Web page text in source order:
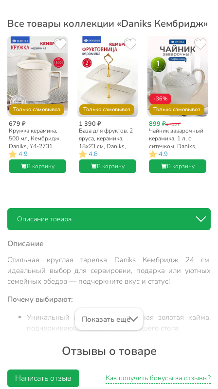
Все товары коллекции «Daniks Кембридж»
Только самовывоз
679 ₽
Кружка керамика,
500 мл, Кембридж,
Daniks, Y4-2731
4.9
В корзину
Только самовывоз
1 390 ₽
Ваза для фруктов, 2
яруса, керамика,
18х23 см, Daniks,
Кембридж, Y4-3247
4.8
В корзину
-36%
Только самовывоз
899 ₽1 415 ₽
Чайник заварочный
керамика, 1 л, с
ситечком, Daniks,
Кембридж
4.9
В корзину
Описание товара
Описание
Стильная круглая тарелка Daniks Кембридж 24 см:
идеальный выбор для сервировки, подарка или уютных
семейных обедов — подчеркните вкус и статус!
Почему выбирают:
Уникальный акцент — изысканная золотая кайма,
подчеркивающая элегантность вашего стола
комфорт для ежедневного использования
Универсальность: подходит для дома, дачи,
праздничных ужинов и в качестве стильного
Показать ещё
Отзывы о товаре
Написать отзыв Как получить бонусы за отзывы?